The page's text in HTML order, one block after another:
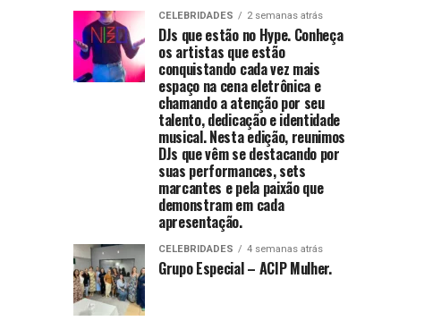
CELEBRIDADES 2 semanas atrás
DJs que estão no Hype. Conheça
os artistas que estão
conquistando cada vez mais
espaço na cena eletrônica e
chamando a atenção por seu
talento, dedicação e identidade
musical. Nesta edição, reunimos
DJs que vêm se destacando por
suas performances, sets
marcantes e pela paixão que
demonstram em cada
apresentação.
CELEBRIDADES 4 semanas atrás
Grupo Especial – ACIP Mulher.